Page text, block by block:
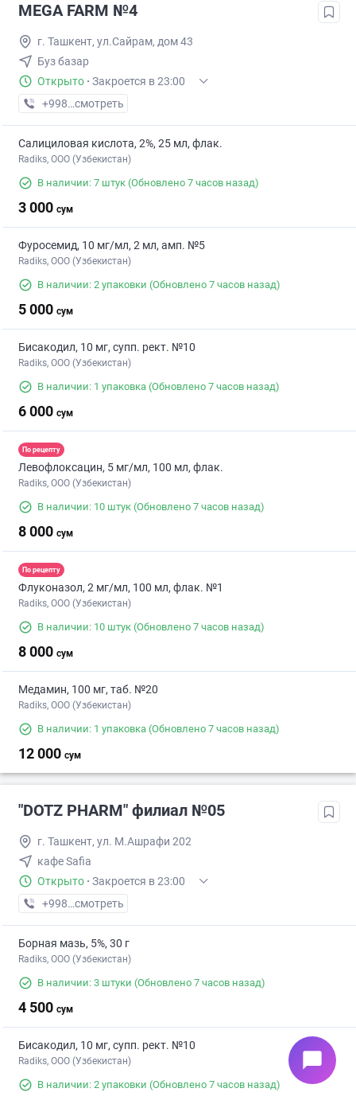
MEGA FARM №4
г. Ташкент, ул.Сайрам, дом 43
Буз базар
Открыто · Закроется в 23:00
+998 (55) XXX-XX-XX
смотреть
Салициловая кислота, 2%, 25 мл, флак.
Radiks, ООО (Узбекистан)
В наличии: 7 штук (Обновлено 7 часов назад)
3 000 сум
Фуросемид, 10 мг/мл, 2 мл, амп. №5
Radiks, ООО (Узбекистан)
В наличии: 2 упаковки (Обновлено 7 часов назад)
5 000 сум
Бисакодил, 10 мг, супп. рект. №10
Radiks, ООО (Узбекистан)
В наличии: 1 упаковка (Обновлено 7 часов назад)
6 000 сум
По рецепту
Левофлоксацин, 5 мг/мл, 100 мл, флак.
Radiks, ООО (Узбекистан)
В наличии: 10 штук (Обновлено 7 часов назад)
8 000 сум
По рецепту
Флуконазол, 2 мг/мл, 100 мл, флак. №1
Radiks, ООО (Узбекистан)
В наличии: 10 штук (Обновлено 7 часов назад)
8 000 сум
Медамин, 100 мг, таб. №20
Radiks, ООО (Узбекистан)
В наличии: 1 упаковка (Обновлено 7 часов назад)
12 000 сум
"DOTZ PHARM" филиал №05
г. Ташкент, ул. М.Ашрафи 202
кафе Safia
Открыто · Закроется в 23:00
+998 (77) XXX-XX-XX
смотреть
Борная мазь, 5%, 30 г
Radiks, ООО (Узбекистан)
В наличии: 3 штуки (Обновлено 7 часов назад)
4 500 сум
Бисакодил, 10 мг, супп. рект. №10
Radiks, ООО (Узбекистан)
В наличии: 2 упаковки (Обновлено 7 часов назад)
chat_bubble